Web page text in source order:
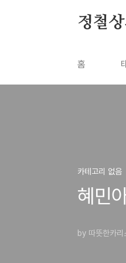
정철
홈
카테고리 없음
혜민
by 따뜻한카리